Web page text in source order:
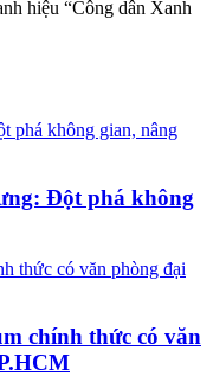
hiệu “Công dân Xanh
Đột phá không
chính thức có văn